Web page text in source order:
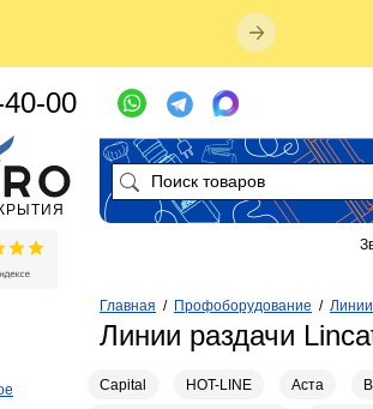
Главная / Профоборудование /
Линии раздачи
Capital HOT-LINE Аста
00